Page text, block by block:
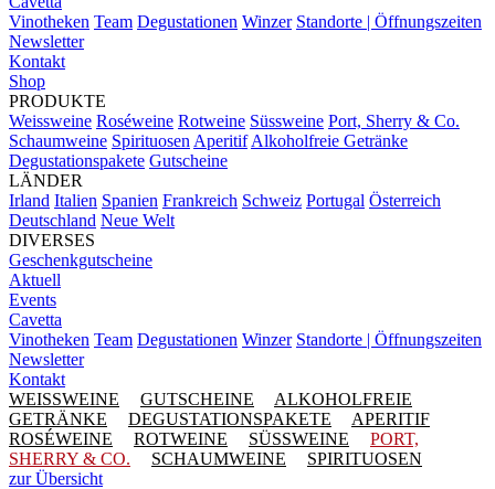
Vinotheken Team Degustationen Winzer Standorte | Öffnungszeiten
Newsletter
Kontakt
Shop
PRODUKTE
Weissweine Roséweine Rotweine Süssweine Port, Sherry & Co.
Schaumweine Spirituosen Aperitif Alkoholfreie Getränke
Degustationspakete Gutscheine
LÄNDER
Irland Italien Spanien Frankreich Schweiz Portugal Österreich
Deutschland Neue Welt
DIVERSES
Geschenkgutscheine
Aktuell
Events
Cavetta
Vinotheken Team Degustationen Winzer Standorte | Öffnungszeiten
Newsletter
Kontakt
WEISSWEINE
GUTSCHEINE
ALKOHOLFREIE
GETRÄNKE
DEGUSTATIONSPAKETE
APERITIF
ROSÉWEINE
ROTWEINE SÜSSWEINE
PORT,
SHERRY & CO.
SCHAUMWEINE
SPIRITUOSEN
zur Übersicht